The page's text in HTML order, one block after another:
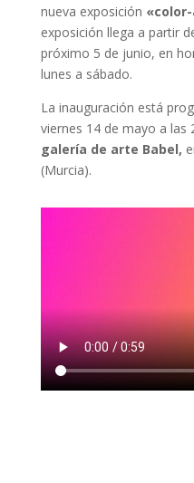
nueva exposición
exposición llega a partir
próximo 5 de junio, en
lunes a sábado.
La inauguración está
viernes 14 de mayo a las
galería de arte Babel,
(Murcia).